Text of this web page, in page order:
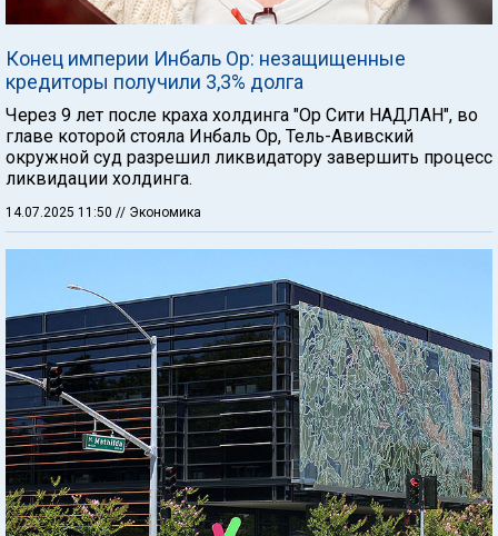
Конец империи Инбаль Ор: незащищенные
кредиторы получили 3,3% долга
Через 9 лет после краха холдинга "Ор Сити НАДЛАН", во
главе которой стояла Инбаль Ор, Тель-Авивский
окружной суд разрешил ликвидатору завершить процесс
ликвидации холдинга.
14.07.2025 11:50 // Экономика